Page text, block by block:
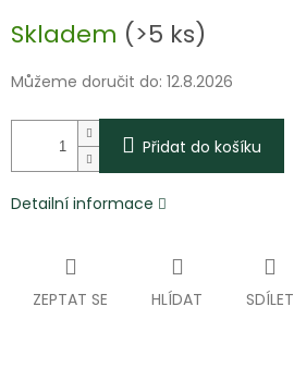
cena:
Skladem (>5 ks)
Můžeme doručit do: 12.8.2026
Přidat do košíku
Detailní informace
ZEPTAT SE HLÍDAT SDÍLET